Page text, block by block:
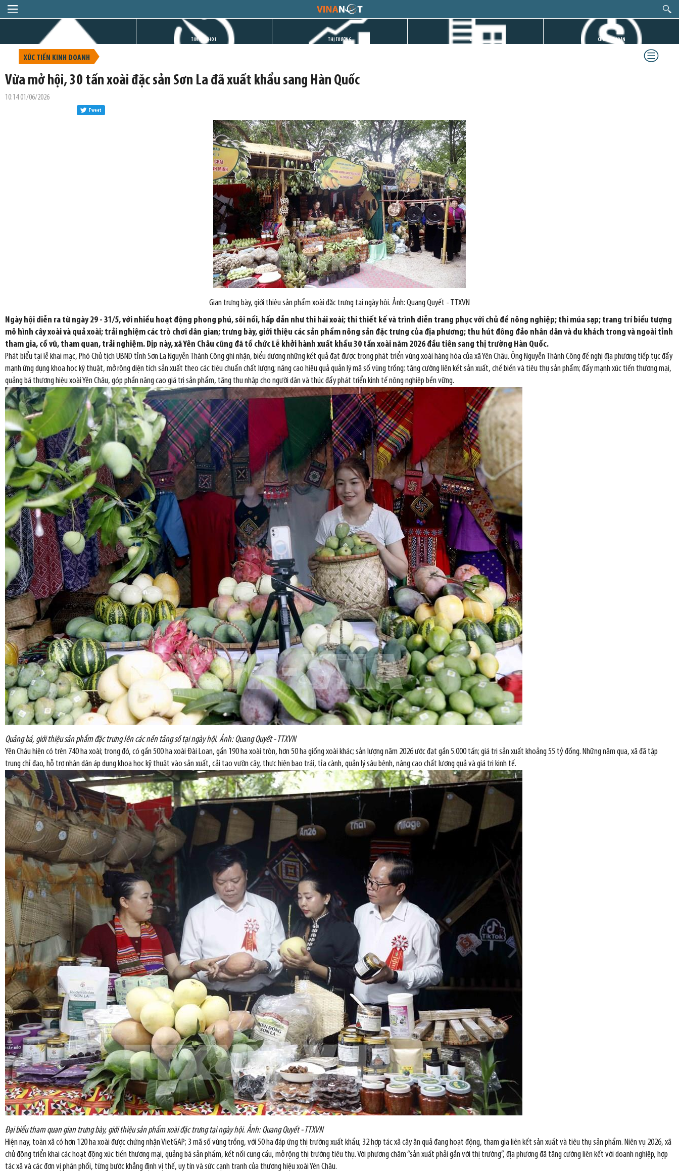
TIN GIỜ CHÓT THỊ TRƯỜNG DỰ ÁN CHỨNG KHOÁN
XÚC TIẾN KINH DOANH
Vừa mở hội, 30 tấn xoài đặc sản Sơn La đã xuất khẩu sang Hàn Quốc
10:14 01/06/2026
Tweet
Gian trưng bày, giới thiệu sản phẩm xoài đặc trưng tại ngày hội. Ảnh: Quang Quyết - TTXVN
Ngày hội diễn ra từ ngày 29 - 31/5, với nhiều hoạt động phong phú, sôi nổi, hấp dẫn như thi hái xoài; thi thiết kế và trình diễn trang phục với chủ đề nông nghiệp; thi múa sạp; trang trí biểu tượng
mô hình cây xoài và quả xoài; trải nghiệm các trò chơi dân gian; trưng bày, giới thiệu các sản phẩm nông sản đặc trưng của địa phương; thu hút đông đảo nhân dân và du khách trong và ngoài tỉnh
tham gia, cổ vũ, tham quan, trải nghiệm. Dịp này, xã Yên Châu cũng đã tổ chức Lễ khởi hành xuất khẩu 30 tấn xoài năm 2026 đầu tiên sang thị trường Hàn Quốc.
Phát biểu tại lễ khai mạc, Phó Chủ tịch UBND tỉnh Sơn La Nguyễn Thành Công ghi nhận, biểu dương những kết quả đạt được trong phát triển vùng xoài hàng hóa của xã Yên Châu. Ông Nguyễn Thành Công đề nghị địa phương tiếp tục đẩy
mạnh ứng dụng khoa học kỹ thuật, mở rộng diện tích sản xuất theo các tiêu chuẩn chất lượng; nâng cao hiệu quả quản lý mã số vùng trồng; tăng cường liên kết sản xuất, chế biến và tiêu thụ sản phẩm; đẩy mạnh xúc tiến thương mại,
quảng bá thương hiệu xoài Yên Châu, góp phần nâng cao giá trị sản phẩm, tăng thu nhập cho người dân và thúc đẩy phát triển kinh tế nông nghiệp bền vững.
Quảng bá, giới thiệu sản phẩm đặc trưng lên các nền tảng số tại ngày hội. Ảnh: Quang Quyết - TTXVN
Yên Châu hiện có trên 740 ha xoài; trong đó, có gần 500 ha xoài Đài Loan, gần 190 ha xoài tròn, hơn 50 ha giống xoài khác; sản lượng năm 2026 ước đạt gần 5.000 tấn; giá trị sản xuất khoảng 55 tỷ đồng. Những năm qua, xã đã tập
trung chỉ đạo, hỗ trợ nhân dân áp dụng khoa học kỹ thuật vào sản xuất, cải tạo vườn cây, thực hiện bao trái, tỉa cành, quản lý sâu bệnh, nâng cao chất lượng quả và giá trị kinh tế.
Đại biểu tham quan gian trưng bày, giới thiệu sản phẩm xoài đặc trưng tại ngày hội. Ảnh: Quang Quyết - TTXVN
Hiện nay, toàn xã có hơn 120 ha xoài được chứng nhận VietGAP; 3 mã số vùng trồng, với 50 ha đáp ứng thị trường xuất khẩu; 32 hợp tác xã cây ăn quả đang hoạt động, tham gia liên kết sản xuất và tiêu thụ sản phẩm. Niên vụ 2026, xã
chủ động triển khai các hoạt động xúc tiến thương mại, quảng bá sản phẩm, kết nối cung cầu, mở rộng thị trường tiêu thụ. Với phương châm “sản xuất phải gắn với thị trường”, địa phương đã tăng cường liên kết với doanh nghiệp, hợp
tác xã và các đơn vị phân phối, từng bước khẳng định vị thế, uy tín và sức cạnh tranh của thương hiệu xoài Yên Châu.